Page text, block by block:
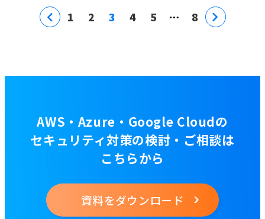
1 2 3 4 5 … 8
AWS・Azure・Google Cloudの
セキュリティ対策の検討・ご相談は
こちらから
資料をダウンロード